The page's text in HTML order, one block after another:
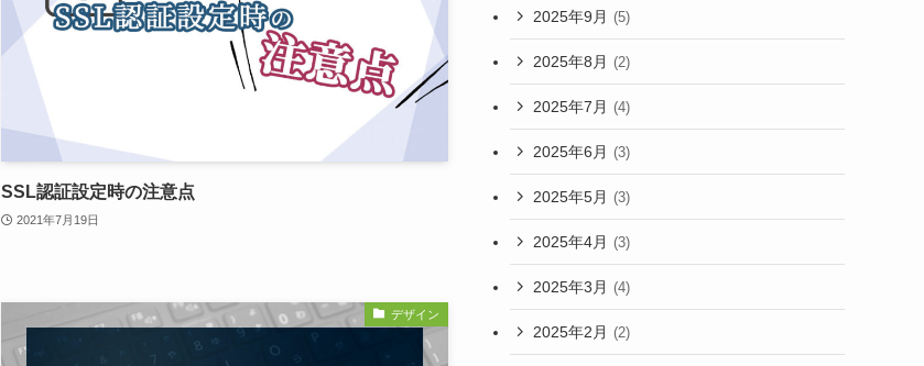
SSL認証設定時の注意点
2021年7月19日
デザイン
2025年9月 (5)
2025年8月 (2)
2025年7月 (4)
2025年6月 (3)
2025年5月 (3)
2025年4月 (3)
2025年3月 (4)
2025年2月 (2)